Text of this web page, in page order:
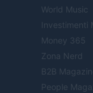
World Music
Investimenti
Money 365
Zona Nerd
B2B
People